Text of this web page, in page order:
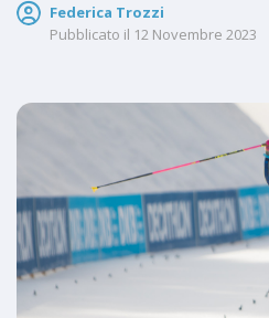
Federica Trozzi
Pubblicato il 12 Novembre 2023